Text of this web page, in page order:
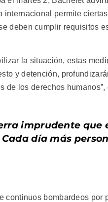
permite
deben cumplir requisitos
la situación, estas
y detención,
de los derechos
imprudente que
día más
continuos bombardeos por